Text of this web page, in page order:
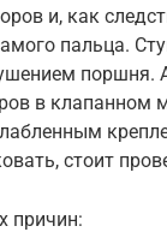
и, как
пальца.
поршня.
в
стоит
причин: